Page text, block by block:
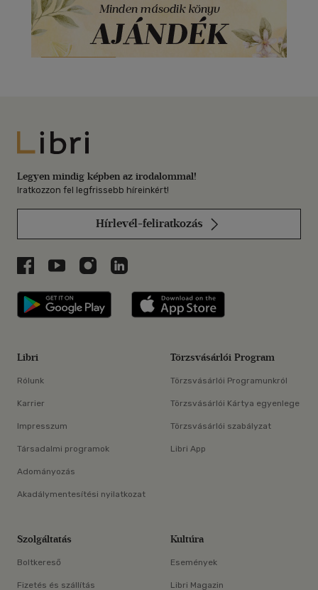
Libri
Legyen mindig képben az irodalommal!
Iratkozzon fel legfrissebb híreinkért!
Hírlevél-feliratkozás
Libri a Facebookon
Libri a Youtube-on
Libri az Instagramon
Libri a LinkedInen
Libri applikáció Szerezd meg: Google
Libri
Rólunk
Karrier
Impresszum
Társadalmi programok
Adományozás
Akadálymentesítési nyilatkozat
Törzsvásárlói Program
Törzsvásárlói Programunkról
Törzsvásárlói Kártya egyenlege
Törzsvásárlói szabályzat
Libri App
Szolgáltatás
Boltkereső
Fizetés és szállítás
Kultúra
Események
Libri Magazin